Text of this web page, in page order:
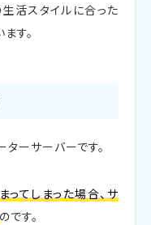
活スタイルに合った
す。
ーサーバーです。
てしまった場合、サ
のです。